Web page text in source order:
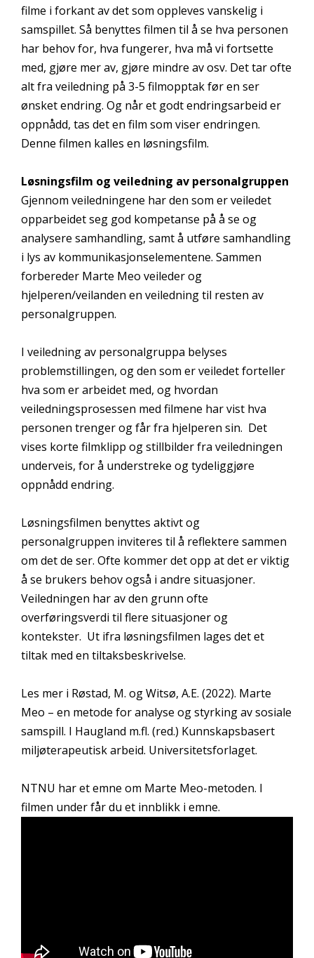
filme i forkant av det som oppleves vanskelig i
samspillet. Så benyttes filmen til å se hva personen
har behov for, hva fungerer, hva må vi fortsette
med, gjøre mer av, gjøre mindre av osv. Det tar ofte
alt fra veiledning på 3-5 filmopptak før en ser
ønsket endring. Og når et godt endringsarbeid er
oppnådd, tas det en film som viser endringen.
Denne filmen kalles en løsningsfilm.
Løsningsfilm og veiledning av personalgruppen
Gjennom veiledningene har den som er veiledet
opparbeidet seg god kompetanse på å se og
analysere samhandling, samt å utføre samhandling
i lys av kommunikasjonselementene. Sammen
forbereder Marte Meo veileder og
hjelperen/veilanden en veiledning til resten av
personalgruppen.
I veiledning av personalgruppa belyses
problemstillingen, og den som er veiledet forteller
hva som er arbeidet med, og hvordan
veiledningsprosessen med filmene har vist hva
personen trenger og får fra hjelperen sin. Det
vises korte filmklipp og stillbilder fra veiledningen
underveis, for å understreke og tydeliggjøre
oppnådd endring.
Løsningsfilmen benyttes aktivt og
personalgruppen inviteres til å reflektere sammen
om det de ser. Ofte kommer det opp at det er viktig
å se brukers behov også i andre situasjoner.
Veiledningen har av den grunn ofte
overføringsverdi til flere situasjoner og
kontekster. Ut ifra løsningsfilmen lages det et
tiltak med en tiltaksbeskrivelse.
Les mer i Røstad, M. og Witsø, A.E. (2022). Marte
Meo – en metode for analyse og styrking av sosiale
samspill. I Haugland m.fl. (red.) Kunnskapsbasert
miljøterapeutisk arbeid. Universitetsforlaget.
NTNU har et emne om Marte Meo-metoden. I
filmen under får du et innblikk i emne.